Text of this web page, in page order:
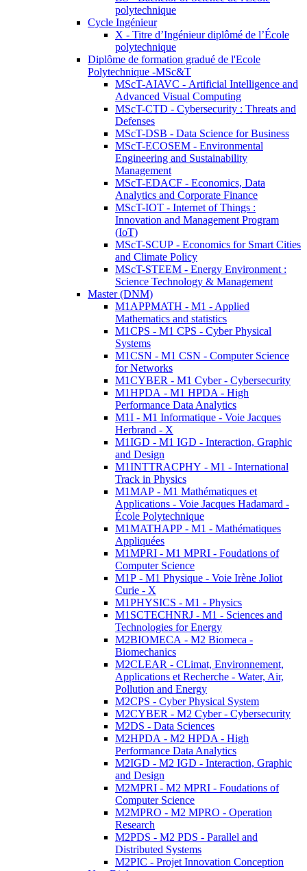
polytechnique
Cycle Ingénieur
X - Titre d’Ingénieur diplômé de l’École
polytechnique
Diplôme de formation gradué de l'Ecole
Polytechnique -MSc&T
MScT-AIAVC - Artificial Intelligence and
Advanced Visual Computing
MScT-CTD - Cybersecurity : Threats and
Defenses
MScT-DSB - Data Science for Business
MScT-ECOSEM - Environmental
Engineering and Sustainability
Management
MScT-EDACF - Economics, Data
Analytics and Corporate Finance
MScT-IOT - Internet of Things :
Innovation and Management Program
(IoT)
MScT-SCUP - Economics for Smart Cities
and Climate Policy
MScT-STEEM - Energy Environment :
Science Technology & Management
Master (DNM)
M1APPMATH - M1 - Applied
Mathematics and statistics
M1CPS - M1 CPS - Cyber Physical
Systems
M1CSN - M1 CSN - Computer Science
for Networks
M1CYBER - M1 Cyber - Cybersecurity
M1HPDA - M1 HPDA - High
Performance Data Analytics
M1I - M1 Informatique - Voie Jacques
Herbrand - X
M1IGD - M1 IGD - Interaction, Graphic
and Design
M1INTTRACPHY - M1 - International
Track in Physics
M1MAP - M1 Mathématiques et
Applications - Voie Jacques Hadamard -
École Polytechnique
M1MATHAPP - M1 - Mathématiques
Appliquées
M1MPRI - M1 MPRI - Foudations of
Computer Science
M1P - M1 Physique - Voie Irène Joliot
Curie - X
M1PHYSICS - M1 - Physics
M1SCTECHNRJ - M1 - Sciences and
Technologies for Energy
M2BIOMECA - M2 Biomeca -
Biomechanics
M2CLEAR - CLimat, Environnement,
Applications et Recherche - Water, Air,
Pollution and Energy
M2CPS - Cyber Physical System
M2CYBER - M2 Cyber - Cybersecurity
M2DS - Data Sciences
M2HPDA - M2 HPDA - High
Performance Data Analytics
M2IGD - M2 IGD - Interaction, Graphic
and Design
M2MPRI - M2 MPRI - Foudations of
Computer Science
M2MPRO - M2 MPRO - Operation
Research
M2PDS - M2 PDS - Parallel and
Distributed Systems
M2PIC - Projet Innovation Conception